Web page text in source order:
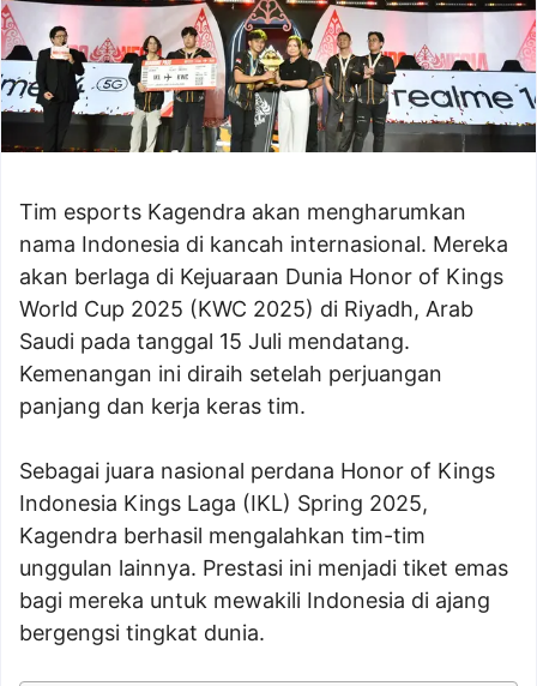
Tim esports Kagendra akan mengharumkan
nama Indonesia di kancah internasional. Mereka
akan berlaga di Kejuaraan Dunia Honor of Kings
World Cup 2025 (KWC 2025) di Riyadh, Arab
Saudi pada tanggal 15 Juli mendatang.
Kemenangan ini diraih setelah perjuangan
panjang dan kerja keras tim.
Sebagai juara nasional perdana Honor of Kings
Indonesia Kings Laga (IKL) Spring 2025,
Kagendra berhasil mengalahkan tim-tim
unggulan lainnya. Prestasi ini menjadi tiket emas
bagi mereka untuk mewakili Indonesia di ajang
bergengsi tingkat dunia.